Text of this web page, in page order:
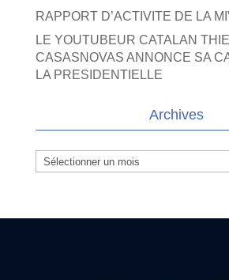
RAPPORT D’ACTIVITE DE LA
LE YOUTUBEUR CATALAN
CASASNOVAS ANNONCE SA
LA PRESIDENTIELLE
Archives
Archives